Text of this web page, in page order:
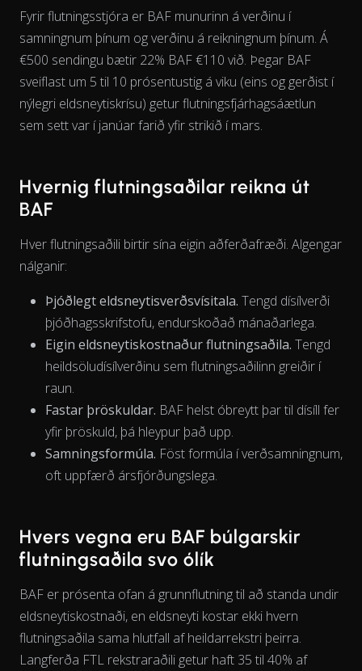
View as data table, Chart
Fyrir flutningsstjóra er BAF munurinn á verðinu í
samningnum þínum og verðinu á reikningnum þínum. Á
€500 sendingu bætir 22% BAF €110 við. Þegar BAF
sveiflast um 5 til 10 prósentustig á viku (eins og gerðist í
nýlegri eldsneytiskrísu) getur flutningsfjárhagsáætlun
sem sett var í janúar farið yfir strikið í mars.
Hvernig flutningsaðilar reikna út
BAF
Hver flutningsaðili birtir sína eigin aðferðafræði. Algengar
nálganir:
Þjóðlegt eldsneytisverðsvísitala. Tengd dísílverði
þjóðhagsskrifstofu, endurskoðað mánaðarlega.
Eigin eldsneytiskostnaður flutningsaðila. Tengd
heildsöludísílverðinu sem flutningsaðilinn greiðir í
raun.
Fastar þröskuldar. BAF helst óbreytt þar til dísíll fer
yfir þröskuld, þá hleypur það upp.
Samningsformúla. Föst formúla í verðsamningnum,
oft uppfærð ársfjórðungslega.
Hvers vegna eru BAF búlgarskir
flutningsaðila svo ólík
BAF er prósenta ofan á grunnflutning til að standa undir
eldsneytiskostnaði, en eldsneyti kostar ekki hvern
flutningsaðila sama hlutfall af heildarrekstri þeirra.
Langferða FTL rekstraraðili getur haft 35 til 40% af